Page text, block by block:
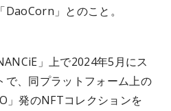
」とのこと。
」上で2024年5月にス
で、同プラットフォーム上の
」発のNFTコレクションを